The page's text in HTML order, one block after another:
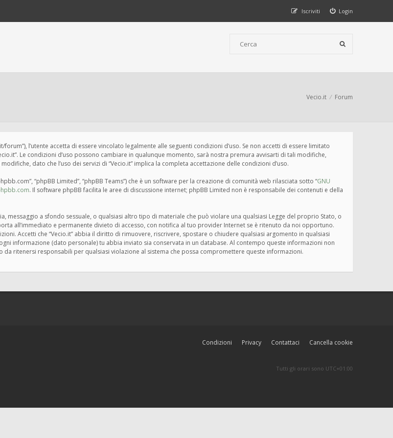
Login
Iscriviti
Vecio.it Forum
forum”), l’utente accetta di essere vincolato legalmente alle seguenti condizioni d’uso. Se non accetti di essere limitato
Le condizioni d’uso possono cambiare in qualunque momento, sarà nostra premura avvisarti di tali modifiche,
dato che l’uso dei servizi di “Vecio.it” implica la completa accettazione delle condizioni d’uso.
“phpBB Limited”, “phpBB Teams”) che è un software per la creazione di comunità web rilasciata sotto “GNU
. Il software phpBB facilita le aree di discussione internet; phpBB Limited non è responsabile dei contenuti e della
messaggio a sfondo sessuale, o qualsiasi altro tipo di materiale che può violare una qualsiasi Legge del proprio Stato, o
all’immediato e permanente divieto di accesso, con notifica al tuo provider Internet se è ritenuto da noi opportuno.
Accetti che “Vecio.it” abbia il diritto di rimuovere, riscrivere, spostare o chiudere qualsiasi argomento in qualsiasi
informazione (dato personale) tu abbia inviato sia conservata in un database. Al contempo queste informazioni non
da ritenersi responsabili per qualsiasi violazione al sistema che possa compromettere queste informazioni.
Cancella cookie
Contattaci
Privacy
Condizioni
Tutti gli orari sono UTC+01:00